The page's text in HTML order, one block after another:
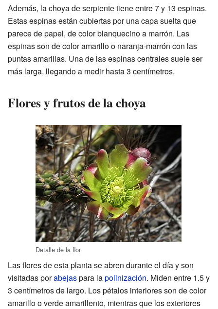
Además, la choya de serpiente tiene entre 7 y 13 espinas.
Estas espinas están cubiertas por una capa suelta que
parece de papel, de color blanquecino a marrón. Las
espinas son de color amarillo o naranja-marrón con las
puntas amarillas. Una de las espinas centrales suele ser
más larga, llegando a medir hasta 3 centímetros.
Flores y frutos de la choya
Detalle de la flor
Las flores de esta planta se abren durante el día y son
visitadas porabejaspara lapolinización. Miden entre 1.5 y
3 centímetros de largo. Los pétalos interiores son de color
amarillo o verde amarillento, mientras que los exteriores